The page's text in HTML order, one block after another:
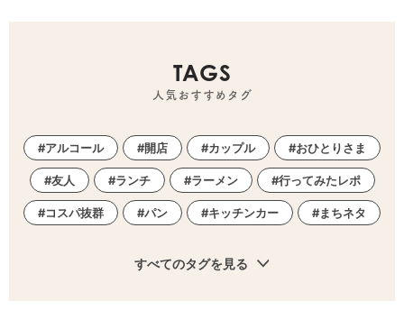
TAGS
人気おすすめタグ
アルコール 開店 カップル おひとりさま
友人 ランチ ラーメン 行ってみたレポ
コスパ抜群 パン キッチンカー まちネタ
すべてのタグを見る